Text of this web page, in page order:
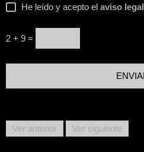
He leído y acepto el aviso legal
2 + 9 =
Ver anterior Ver siguiente